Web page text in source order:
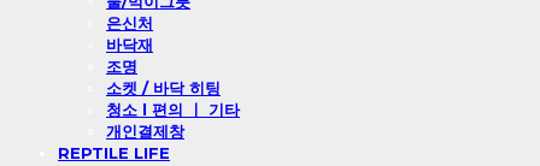
은신처
바닥재
조명
소켓 / 바닥 히팅
청소 l 편의 ㅣ 기타
개인결제창
REPTILE LIFE